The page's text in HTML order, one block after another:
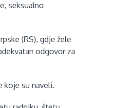
seksualno
(RS), gdje žele
odgovor za
koje su naveli.